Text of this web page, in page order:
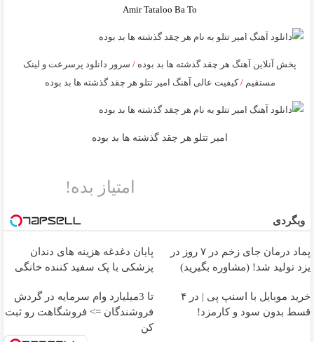
Amir Tataloo Ba To
پخش آنلاین آهنگ هر چقد گذشته ها بد بوده /سرور دانلود پرسرعت و لینک
مستقیم/کیفیت عالی آهنگ امیر تتلو هر چقد گذشته ها بد بوده
امیر تتلو هر چقد گذشته ها بد بوده
امتیاز بده!
وبگردی
پماد درمان جای زخم در ۷ روز در
یزد تولید شد! (مشاوره بگیرید)
پایان دغدغه هزینه های دندان
پزشکی با پک سفید کننده خانگی
خرید موبایل با اسنپ پی | در ۴
قسط بدون سود و کارمزد!
تا 3میلیارد وام سرمایه در گردش
فروشندگان => فروشگاهت رو ثبت
کن